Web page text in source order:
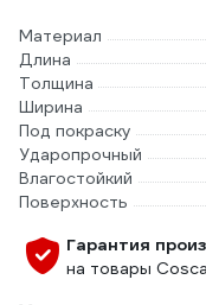
Материал
Длина
Толщина
Ширина
Под покраску
Ударопрочный
Влагостойкий
Поверхность
Гарантия
на товары